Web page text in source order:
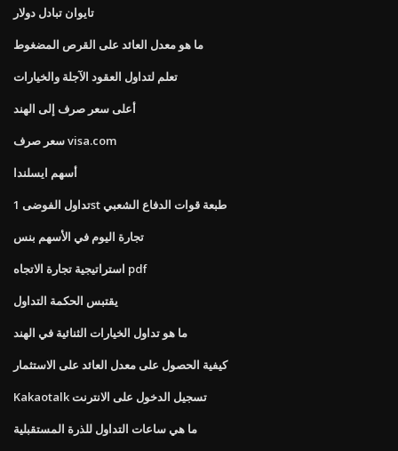
تايوان تبادل دولار
ما هو معدل العائد على القرص المضغوط
تعلم لتداول العقود الآجلة والخيارات
أعلى سعر صرف إلى الهند
سعر صرف visa.com
أسهم ايسلندا
تداول الفوضى 1st طبعة قوات الدفاع الشعبي
تجارة اليوم في الأسهم بنس
استراتيجية تجارة الاتجاه pdf
يقتبس الحكمة التداول
ما هو تداول الخيارات الثنائية في الهند
كيفية الحصول على معدل العائد على الاستثمار
Kakaotalk تسجيل الدخول على الانترنت
ما هي ساعات التداول للذرة المستقبلية